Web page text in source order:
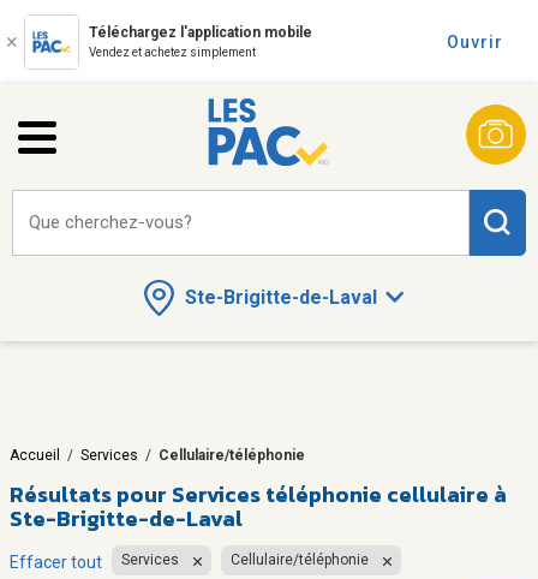
Téléchargez l'application mobile
Vendez et achetez simplement
Ouvrir
Ste-Brigitte-de-Laval
Que cherchez-vous?
Accueil / Services / Cellulaire/téléphonie
Résultats pour Services téléphonie cellulaire à
Ste-Brigitte-de-Laval
Effacer tout Services Cellulaire/téléphonie